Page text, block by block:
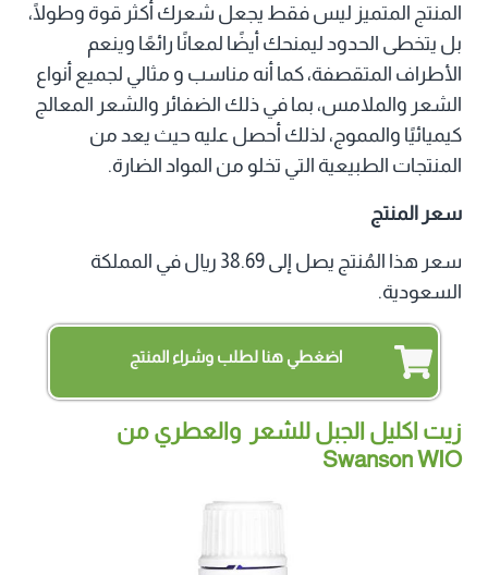
المنتج المتميز ليس فقط يجعل شعرك أكثر قوة وطولًا،
بل يتخطى الحدود ليمنحك أيضًا لمعانًا رائعًا وينعم
الأطراف المتقصفة، كما أنه مناسب و مثالي لجميع أنواع
الشعر والملامس، بما في ذلك الضفائر والشعر المعالج
كيميائيًا والمموج، لذلك أحصل عليه حيث يعد من
المنتجات الطبيعية التي تخلو من المواد الضارة.
سعر المنتج
سعر هذا المُنتج يصل إلى 38.69 ريال في المملكة
السعودية.
اضغطي هنا لطلب وشراء المنتج
زيت اكليل الجبل للشعر والعطري من
Swanson WIO‏